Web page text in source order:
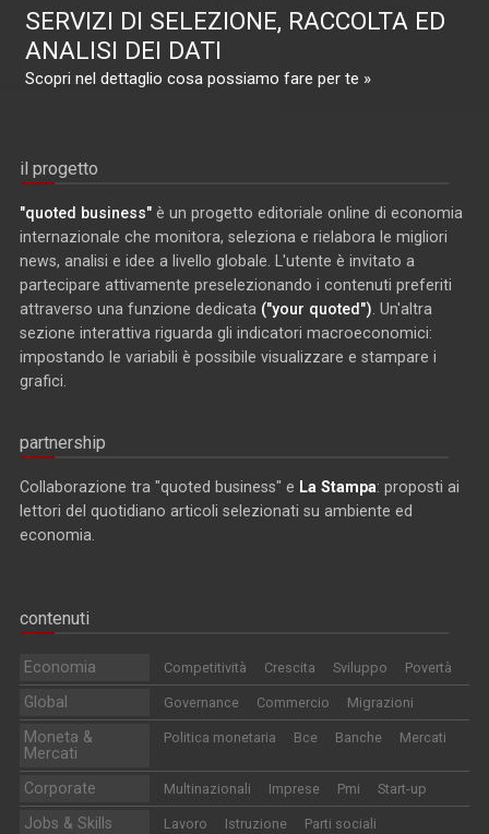
SERVIZI DI SELEZIONE, RACCOLTA ED
ANALISI DEI DATI
Scopri nel dettaglio cosa possiamo fare per te »
il progetto
"quoted business" è un progetto editoriale online di economia
internazionale che monitora, seleziona e rielabora le migliori
news, analisi e idee a livello globale. L'utente è invitato a
partecipare attivamente preselezionando i contenuti preferiti
attraverso una funzione dedicata ("your quoted"). Un'altra
sezione interattiva riguarda gli indicatori macroeconomici:
impostando le variabili è possibile visualizzare e stampare i
grafici.
partnership
Collaborazione tra "quoted business" e La Stampa: proposti ai
lettori del quotidiano articoli selezionati su ambiente ed
economia.
contenuti
Economia Competitività Crescita Sviluppo Povertà
Global Governance Commercio Migrazioni
Moneta &
Mercati
Politica monetaria Bce Banche Mercati
Corporate Multinazionali Imprese Pmi Start-up
Jobs & Skills Lavoro Istruzione
Parti sociali